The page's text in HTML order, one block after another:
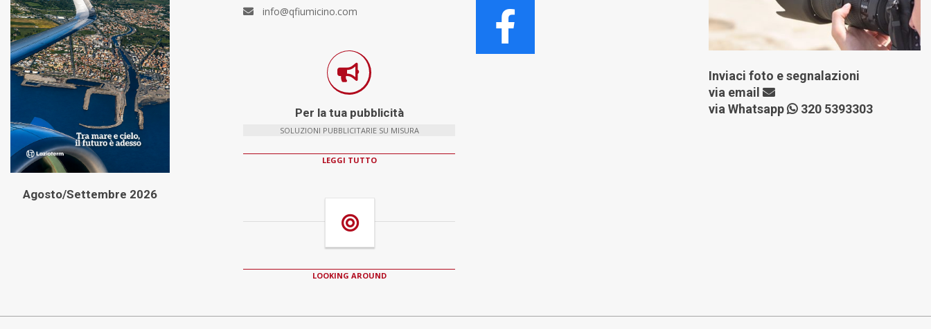
Agosto/Settembre 2026
info@qfiumicino.com
Per la tua pubblicità
SOLUZIONI PUBBLICITARIE SU MISURA
LEGGI TUTTO
LOOKING AROUND
Inviaci foto e segnalazioni
via email
via Whatsapp
320 5393303